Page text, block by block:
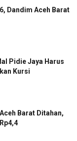
Dandim Aceh Barat
Pidie Jaya Harus
Kursi
Barat Ditahan,